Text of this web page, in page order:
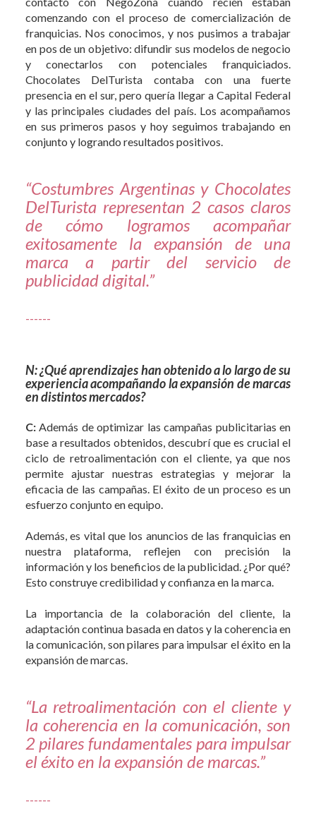
comenzando con el proceso de comercialización de
franquicias. Nos conocimos, y nos pusimos a trabajar
en pos de un objetivo: difundir sus modelos de negocio
y conectarlos con potenciales franquiciados.
Chocolates DelTurista contaba con una fuerte
presencia en el sur, pero quería llegar a Capital Federal
y las principales ciudades del país. Los acompañamos
en sus primeros pasos y hoy seguimos trabajando en
conjunto y logrando resultados positivos.
“Costumbres Argentinas y Chocolates
DelTurista representan 2 casos claros
de cómo logramos acompañar
exitosamente la expansión de una
marca a partir del servicio de
publicidad digital.”
------
N: ¿Qué aprendizajes han obtenido a lo largo de su
experiencia acompañando la expansión de marcas
en distintos mercados?
C:Además de optimizar las campañas publicitarias en
base a resultados obtenidos, descubrí que es crucial el
ciclo de retroalimentación con el cliente, ya que nos
permite ajustar nuestras estrategias y mejorar la
eficacia de las campañas. El éxito de un proceso es un
esfuerzo conjunto en equipo.
Además, es vital que los anuncios de las franquicias en
nuestra plataforma, reflejen con precisión la
información y los beneficios de la publicidad. ¿Por qué?
Esto construye credibilidad y confianza en la marca.
La importancia de la colaboración del cliente, la
adaptación continua basada en datos y la coherencia en
la comunicación, son pilares para impulsar el éxito en la
expansión de marcas.
“La retroalimentación con el cliente y
la coherencia en la comunicación, son
2 pilares fundamentales para impulsar
el éxito en la expansión de marcas.”
------